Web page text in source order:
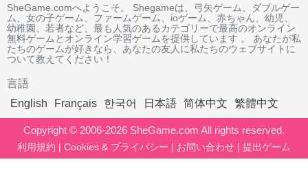
SheGame.comへようこそ。 Shegameは、弓矢ゲーム、ダブルゲー
ム、女の子ゲーム、ファームゲーム、ioゲーム、赤ちゃん、幼児、
幼稚園、若者など、最も人気のあるカテゴリーで最高のオンライン
無料ゲームとオンライン学習ゲームを提供しています 。 あなたが私
たちのゲームが好きなら、あなたの友人に私たちのウェブサイトに
ついて教えてください！
言語
English
Français 한국어 日本語 简体中文 繁體中文
Copyright © 2006-2026 SheGame.com All rights reserved.
利用規約 | Cookies & プライバシー | お問い合わせ | 提出ゲーム